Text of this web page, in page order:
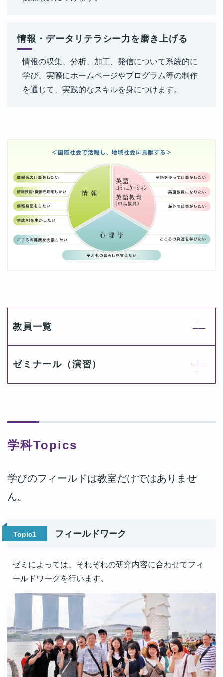
情報・データリテラシー力を磨き上げる
情報の収集、分析、加工、発信について系統的に
学び、実際にホームページやプログラム等の制作
を通じて、実践的なスキルを身につけます。
教員一覧
ゼミナール（演習）
学科Topics
学びのフィールドは教室だけではありませ
ん。
Topic1 フィールドワーク
ゼミによっては、それぞれの研究内容に合わせてフィ
ールドワークを行います。